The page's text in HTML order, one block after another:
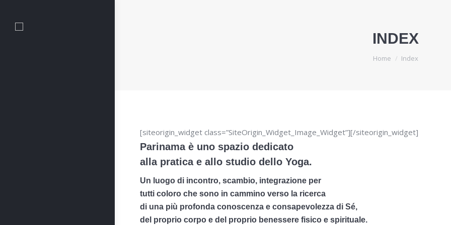
INDEX
You are here:
Home Index
[siteorigin_widget class=”SiteOrigin_Widget_Image_Widget”][/siteorigin_widget]
Parinama è uno spazio dedicato
alla pratica e allo studio dello Yoga.
Un luogo di incontro, scambio, integrazione per
tutti coloro che sono in cammino verso la ricerca
di una più profonda conoscenza e consapevolezza di Sé,
del proprio corpo e del proprio benessere fisico e spirituale.